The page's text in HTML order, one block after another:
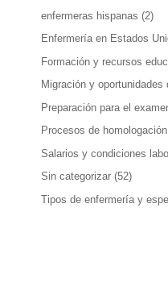
enfermeras hispanas (2)
Enfermería en Estados
Formación y recursos
Migración y oportunidades
Preparación para el
Procesos de homologación
Salarios y condiciones
Sin categorizar (52)
Tipos de enfermería y